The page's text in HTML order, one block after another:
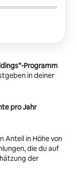
Programm
in deiner
pro Jahr
Anteil in Höhe von
die du auf
der